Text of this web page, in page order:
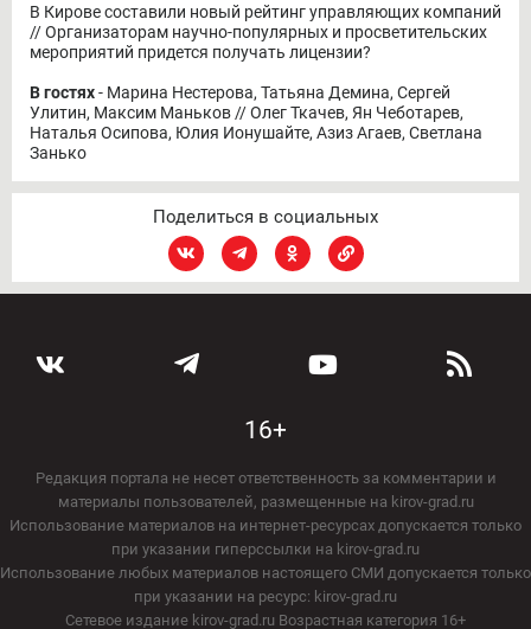
В Кирове составили новый рейтинг управляющих компаний
// Организаторам научно-популярных и просветительских
мероприятий придется получать лицензии?
В гостях- Марина Нестерова, Татьяна Демина, Сергей
Улитин, Максим Маньков // Олег Ткачев, Ян Чеботарев,
Наталья Осипова, Юлия Ионушайте, Азиз Агаев, Светлана
Занько
Поделиться в социальных
16+
Редакция портала не несет ответственность за комментарии и
материалы пользователей, размещенные на kirov-grad.ru
Использование материалов на интернет-ресурсах допускается только
при указании гиперссылки на kirov-grad.ru
Использование любых материалов настоящего СМИ допускается только
при указании на ресурс: kirov-grad.ru
Сетевое издание kirov-grad.ru Возрастная категория 16+